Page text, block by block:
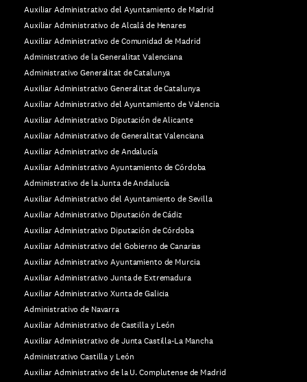
Auxiliar Administrativo del Ayuntamiento de Madrid
Auxiliar Administrativo de Alcalá de Henares
Auxiliar Administrativo de Comunidad de Madrid
Administrativo de la Generalitat Valenciana
Administrativo Generalitat de Catalunya
Auxiliar Administrativo Generalitat de Catalunya
Auxiliar Administrativo del Ayuntamiento de Valencia
Auxiliar Administrativo Diputación de Alicante
Auxiliar Administrativo de Generalitat Valenciana
Auxiliar Administrativo de Andalucía
Auxiliar Administrativo Ayuntamiento de Córdoba
Administrativo de la Junta de Andalucía
Auxiliar Administrativo del Ayuntamiento de Sevilla
Auxiliar Administrativo Diputación de Cádiz
Auxiliar Administrativo Diputación de Córdoba
Auxiliar Administrativo del Gobierno de Canarias
Auxiliar Administrativo Ayuntamiento de Murcia
Auxiliar Administrativo Junta de Extremadura
Auxiliar Administrativo Xunta de Galicia
Administrativo de Navarra
Auxiliar Administrativo de Castilla y León
Auxiliar Administrativo de Junta Castilla-La Mancha
Administrativo Castilla y León
Auxiliar Administrativo de la U. Complutense de Madrid